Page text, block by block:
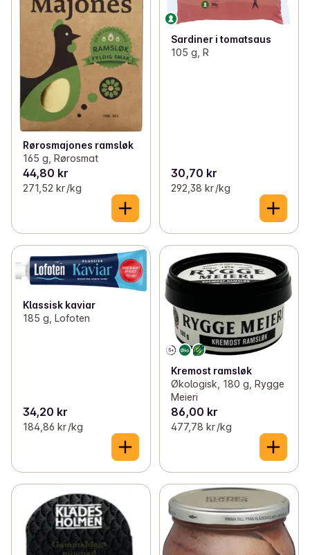
Rørosmajones ramsløk
165 g, Rørosmat
44,80 kr
271,52 kr /kg
Sardiner i tomatsaus
105 g, R
30,70 kr
292,38 kr /kg
Klassisk kaviar
185 g, Lofoten
34,20 kr
184,86 kr /kg
Kremost ramsløk
Økologisk, 180 g, Rygge
Meieri
86,00 kr
477,78 kr /kg